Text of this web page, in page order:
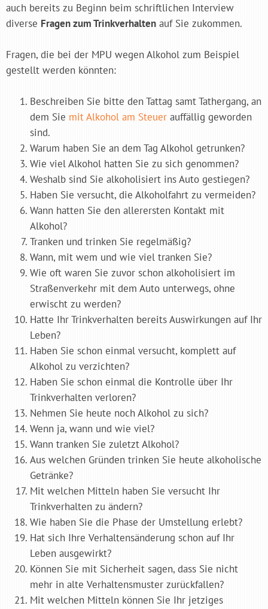
auch bereits zu Beginn beim schriftlichen Interview
diverse Fragen zum Trinkverhalten auf Sie zukommen.
Fragen, die bei der MPU wegen Alkohol zum Beispiel
gestellt werden könnten:
Beschreiben Sie bitte den Tattag samt Tathergang, an
dem Sie mit Alkohol am Steuer auffällig geworden
sind.
Warum haben Sie an dem Tag Alkohol getrunken?
Wie viel Alkohol hatten Sie zu sich genommen?
Weshalb sind Sie alkoholisiert ins Auto gestiegen?
Haben Sie versucht, die Alkoholfahrt zu vermeiden?
Wann hatten Sie den allerersten Kontakt mit
Alkohol?
Tranken und trinken Sie regelmäßig?
Wann, mit wem und wie viel tranken Sie?
Wie oft waren Sie zuvor schon alkoholisiert im
Straßenverkehr mit dem Auto unterwegs, ohne
erwischt zu werden?
Hatte Ihr Trinkverhalten bereits Auswirkungen auf Ihr
Leben?
Haben Sie schon einmal versucht, komplett auf
Alkohol zu verzichten?
Haben Sie schon einmal die Kontrolle über Ihr
Trinkverhalten verloren?
Nehmen Sie heute noch Alkohol zu sich?
Wenn ja, wann und wie viel?
Wann tranken Sie zuletzt Alkohol?
Aus welchen Gründen trinken Sie heute alkoholische
Getränke?
Mit welchen Mitteln haben Sie versucht Ihr
Trinkverhalten zu ändern?
Wie haben Sie die Phase der Umstellung erlebt?
Hat sich Ihre Verhaltensänderung schon auf Ihr
Leben ausgewirkt?
Können Sie mit Sicherheit sagen, dass Sie nicht
mehr in alte Verhaltensmuster zurückfallen?
Mit welchen Mitteln können Sie Ihr jetziges